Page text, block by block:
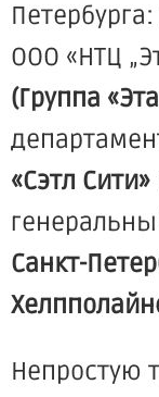
Петербурга:
ООО «НТЦ
(Группа
«Сэтл Сити»
Санкт-
Непростую